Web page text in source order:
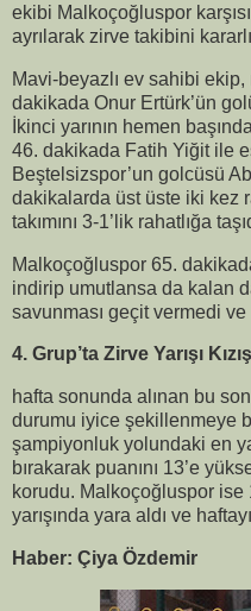
ekibi Malkoçoğluspor
ayrılarak zirve takibini
Mavi-beyazlı ev sahibi
dakikada Onur Ertürk’ün
İkinci yarının hemen
46. dakikada Fatih Yiğit ile
Beştelsizspor’un golcüsü
dakikalarda üst üste iki kez
takımını 3-1’lik rahatlığa
Malkoçoğluspor 65.
indirip umutlansa da kalan
savunması geçit vermedi
4. Grup’ta Zirve Yarışı
hafta sonunda alınan bu
durumu iyice şekillenmeye
şampiyonluk yolundaki en
bırakarak puanını 13’e
korudu. Malkoçoğluspor
yarışında yara aldı ve
Haber: Çiya Özdemir